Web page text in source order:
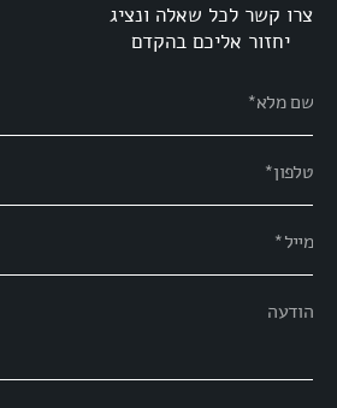
צרו קשר לכל שאלה ונציג
יחזור אליכם בהקדם